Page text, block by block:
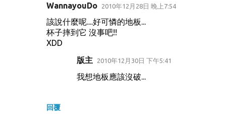
WannayouDo 2010年12月28日 晚上7:54
該說什麼呢....好可憐的地板...
杯子摔到它 沒事吧!!
XDD
回覆
版主 2010年12月30日 下午5:41
我想地板應該沒破...